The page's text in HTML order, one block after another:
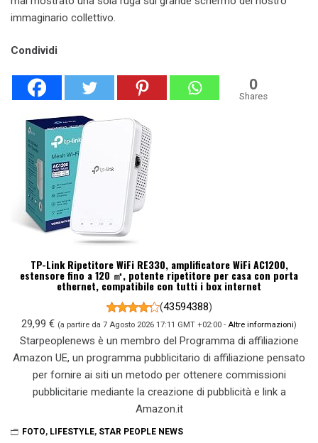
immaginario collettivo.
Condividi
0
Shares
TP-Link Ripetitore WiFi RE330, amplificatore WiFi AC1200,
estensore fino a 120 ㎡, potente ripetitore per casa con porta
ethernet, compatibile con tutti i box internet
(43594388)
29,99 € (a partire da 7 Agosto 2026 17:11 GMT +02:00 - Altre informazioni)
Starpeoplenews è un membro del Programma di affiliazione
Amazon UE, un programma pubblicitario di affiliazione pensato
per fornire ai siti un metodo per ottenere commissioni
pubblicitarie mediante la creazione di pubblicità e link a
Amazon.it
FOTO, LIFESTYLE, STAR PEOPLE NEWS